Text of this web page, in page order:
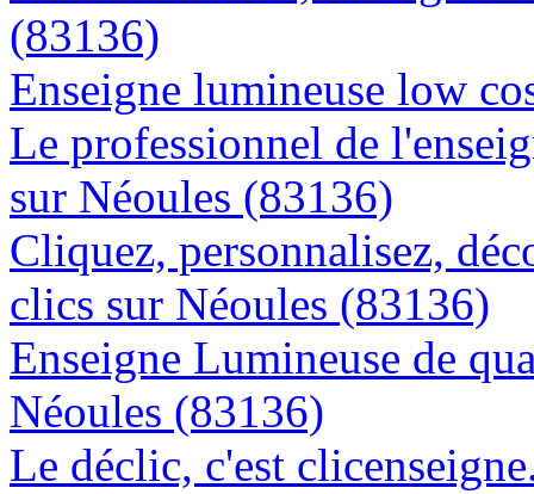
(83136)
Enseigne lumineuse low
Le professionnel de
sur Néoules (83136)
Cliquez, personnalisez,
clics sur Néoules (83136)
Enseigne Lumineuse de
Néoules (83136)
Le déclic, c'est